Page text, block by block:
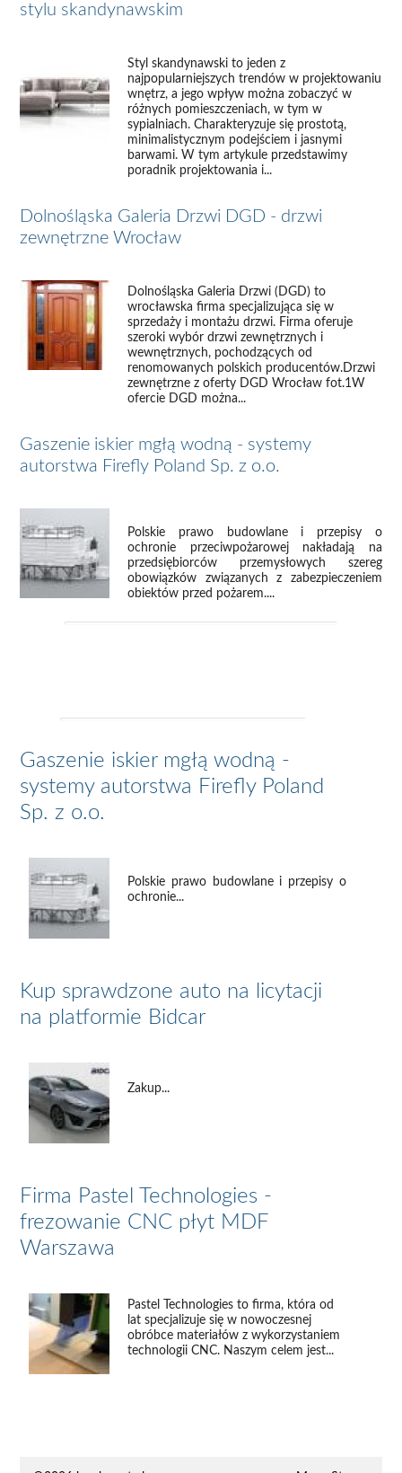
stylu skandynawskim
Styl skandynawski to jeden z
najpopularniejszych trendów w projektowaniu
wnętrz, a jego wpływ można zobaczyć w
różnych pomieszczeniach, w tym w
sypialniach. Charakteryzuje się prostotą,
minimalistycznym podejściem i jasnymi
barwami. W tym artykule przedstawimy
poradnik projektowania i...
Dolnośląska Galeria Drzwi DGD - drzwi
zewnętrzne Wrocław
Dolnośląska Galeria Drzwi (DGD) to
wrocławska firma specjalizująca się w
sprzedaży i montażu drzwi. Firma oferuje
szeroki wybór drzwi zewnętrznych i
wewnętrznych, pochodzących od
renomowanych polskich producentów.Drzwi
zewnętrzne z oferty DGD Wrocław fot.1W
ofercie DGD można...
Gaszenie iskier mgłą wodną - systemy
autorstwa Firefly Poland Sp. z o.o.
Polskie prawo budowlane i przepisy o
ochronie przeciwpożarowej nakładają na
przedsiębiorców przemysłowych szereg
obowiązków związanych z zabezpieczeniem
obiektów przed pożarem....
Gaszenie iskier mgłą wodną -
systemy autorstwa Firefly Poland
Sp. z o.o.
Polskie prawo budowlane i przepisy o
ochronie...
Kup sprawdzone auto na licytacji
na platformie Bidcar
Zakup...
Firma Pastel Technologies -
frezowanie CNC płyt MDF
Warszawa
Pastel Technologies to firma, która od
lat specjalizuje się w nowoczesnej
obróbce materiałów z wykorzystaniem
technologii CNC. Naszym celem jest...